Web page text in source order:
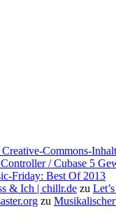
Commons-
/ Cubase 5
Friday: Best Of 2013
& Ich | chillr.de zu
zu